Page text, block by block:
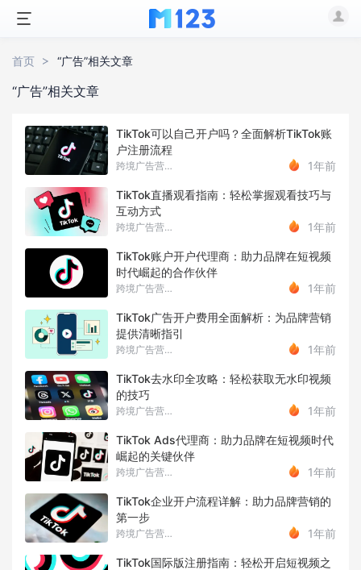
首页 “广告”相关文章
“广告”相关文章
TikTok可以自己开户吗？全面解析TikTok账
户注册流程
跨境广告营销Luna 1年前
TikTok直播观看指南：轻松掌握观看技巧与
互动方式
跨境广告营销Luna 1年前
TikTok账户开户代理商：助力品牌在短视频
时代崛起的合作伙伴
跨境广告营销Luna 1年前
TikTok广告开户费用全面解析：为品牌营销
提供清晰指引
跨境广告营销Luna 1年前
TikTok去水印全攻略：轻松获取无水印视频
的技巧
跨境广告营销Luna 1年前
TikTok Ads代理商：助力品牌在短视频时代
崛起的关键伙伴
跨境广告营销Luna 1年前
TikTok企业开户流程详解：助力品牌营销的
第一步
跨境广告营销Luna 1年前
TikTok国际版注册指南：轻松开启短视频之